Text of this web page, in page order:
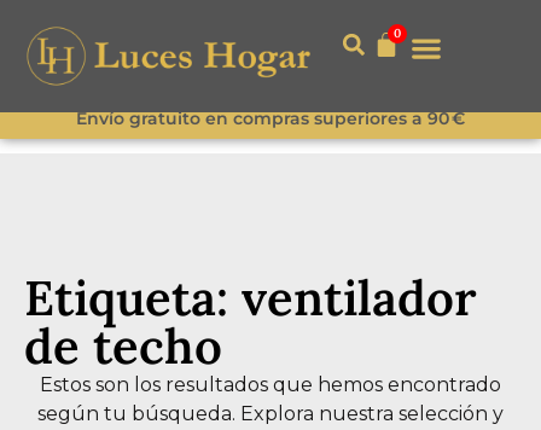
0
Envío gratuito en compras superiores a 90 €
Etiqueta: ventilador
de techo
Estos son los resultados que hemos encontrado
según tu búsqueda. Explora nuestra selección y